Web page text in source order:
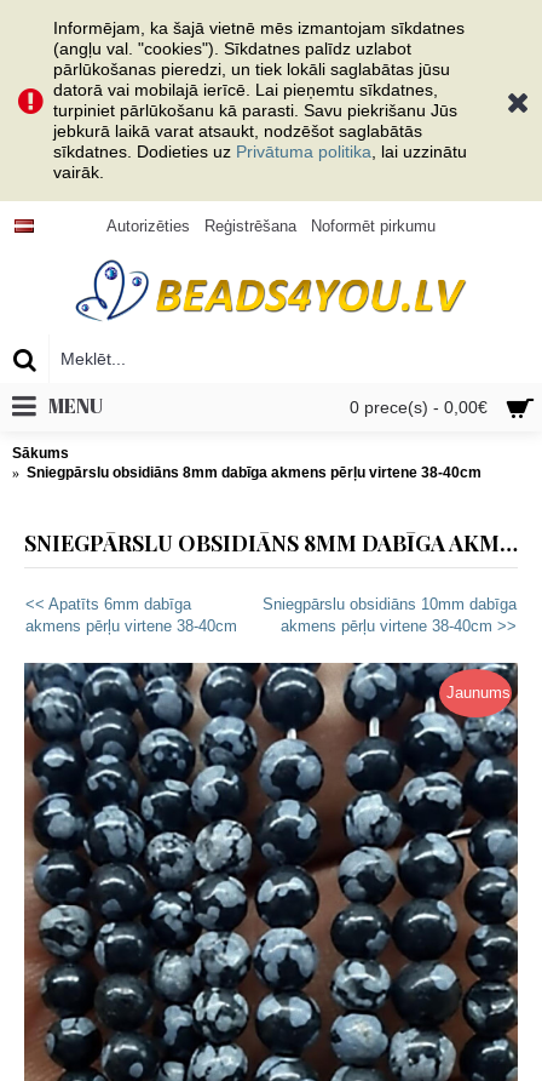
Informējam, ka šajā vietnē mēs izmantojam sīkdatnes
(angļu val. "cookies"). Sīkdatnes palīdz uzlabot
pārlūkošanas pieredzi, un tiek lokāli saglabātas jūsu
datorā vai mobilajā ierīcē. Lai pieņemtu sīkdatnes,
turpiniet pārlūkošanu kā parasti. Savu piekrišanu Jūs
jebkurā laikā varat atsaukt, nodzēšot saglabātās
sīkdatnes. Dodieties uz Privātuma politika , lai uzzinātu
vairāk.
Autorizēties Reģistrēšana Noformēt pirkumu
0 prece(s) - 0,00€
MENU
Sākums
Sniegpārslu obsidiāns 8mm dabīga akmens pērļu virtene 38-40cm
SNIEGPĀRSLU OBSIDIĀNS 8MM DABĪGA AKMENS PĒRĻU VIRTENE 38-40CM
<< Apatīts 6mm dabīga
akmens pērļu virtene 38-40cm
Sniegpārslu obsidiāns 10mm dabīga
akmens pērļu virtene 38-40cm >>
Jaunums